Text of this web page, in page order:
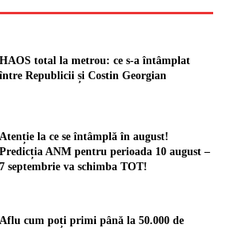
HAOS total la metrou: ce s-a întâmplat
între Republicii și Costin Georgian
Atenție la ce se întâmplă în august!
Predicția ANM pentru perioada 10 august –
7 septembrie va schimba TOT!
Aflu cum poți primi până la 50.000 de